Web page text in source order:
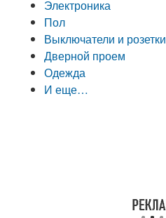
Электроника
Пол
Выключатели и розетки
Дверной проем
Одежда
И еще…